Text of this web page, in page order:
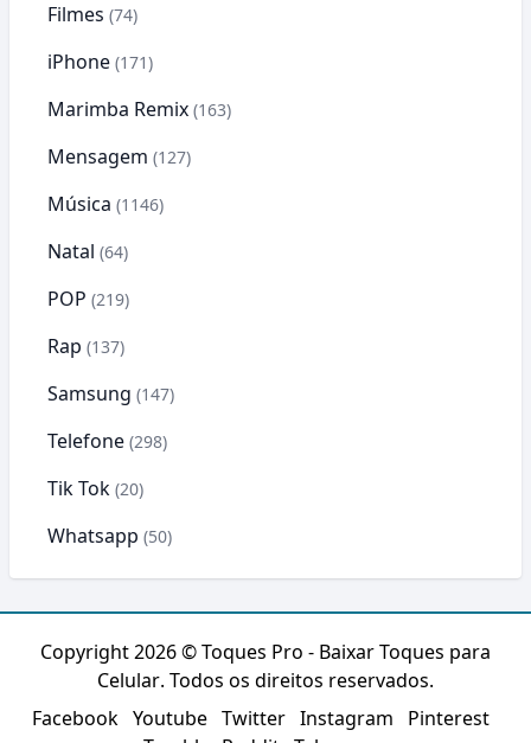
Filmes (74)
iPhone (171)
Marimba Remix (163)
Mensagem (127)
Música (1146)
Natal (64)
POP (219)
Rap (137)
Samsung (147)
Telefone (298)
Tik Tok (20)
Whatsapp (50)
Copyright 2026 ©Toques Pro - Baixar Toques para
Celular. Todos os direitos reservados.
Facebook Youtube Twitter Instagram
Pinterest